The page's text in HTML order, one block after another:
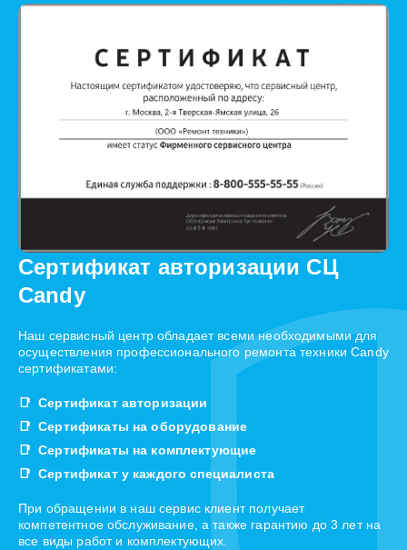
Сертификат авторизации СЦ
Candy
Наш сервисный центр обладает всеми необходимыми для
осуществления профессионального ремонта техники Candy
сертификатами:
Сертификат авторизации
Сертификаты на оборудование
Сертификаты на комплектующие
Сертификат у каждого специалиста
При обращении в наш сервис клиент получает
компетентное обслуживание, а также гарантию до 3 лет на
все виды работ и комплектующих.